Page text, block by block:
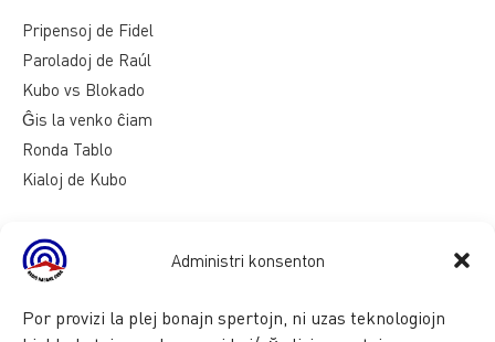
Administri konsenton
Por provizi la plej bonajn spertojn, ni uzas teknologiojn
Pripensoj de Fidel
Paroladoj de Raúl
Kubo vs Blokado
Ĝis la venko ĉiam
Ronda Tablo
Kialoj de Kubo